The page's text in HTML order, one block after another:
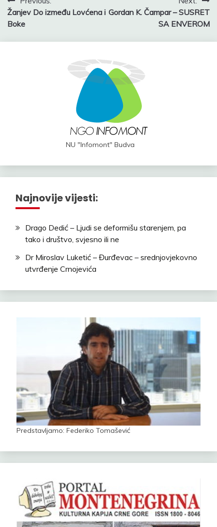
navigation
Žanjev Do između Lovćena i
Boke
Gordan K. Čampar – SUSRET
SA ENVEROM
NU "Infomont" Budva
Najnovije vijesti:
Drago Dedić – Ljudi se deformišu starenjem, pa
tako i društvo, svjesno ili ne
Dr Miroslav Luketić – Đurđevac – srednjovjekovno
utvrđenje Crnojevića
Predstavljamo: Federiko Tomašević